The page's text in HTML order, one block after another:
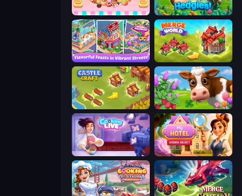
Merge Cakes Hedgies
Mom's Diary 2 Merge World
Castle Craft Country Life Meadows
Cooking Live Hidden Object: My Hotel